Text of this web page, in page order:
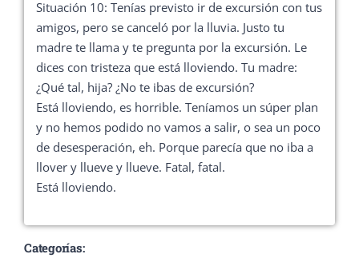
Situación 10: Tenías previsto ir de excursión con tus
amigos, pero se canceló por la lluvia. Justo tu
madre te llama y te pregunta por la excursión. Le
dices con tristeza que está lloviendo. Tu madre:
¿Qué tal, hija? ¿No te ibas de excursión?
Está lloviendo, es horrible. Teníamos un súper plan
y no hemos podido no vamos a salir, o sea un poco
de desesperación, eh. Porque parecía que no iba a
llover y llueve y llueve. Fatal, fatal.
Está lloviendo.
Categorías: